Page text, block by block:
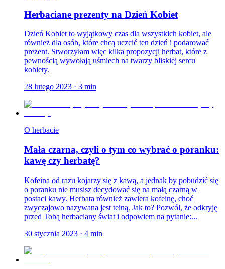
Herbaciane prezenty na Dzień Kobiet
Dzień Kobiet to wyjątkowy czas dla wszystkich kobiet, ale
również dla osób, które chcą uczcić ten dzień i podarować
prezent. Stworzyłam więc kilka propozycji herbat, które z
pewnością wywołają uśmiech na twarzy bliskiej sercu
kobiety.
28 lutego 2023 · 3 min
O herbacie
Mała czarna, czyli o tym co wybrać o poranku:
kawę czy herbatę?
Kofeina od razu kojarzy się z kawą, a jednak by pobudzić się
o poranku nie musisz decydować się na małą czarną w
postaci kawy. Herbata również zawiera kofeinę, choć
zwyczajowo nazywana jest teiną. Jak to? Pozwól, że odkryję
przed Tobą herbaciany świat i odpowiem na pytanie:...
30 stycznia 2023 · 4 min